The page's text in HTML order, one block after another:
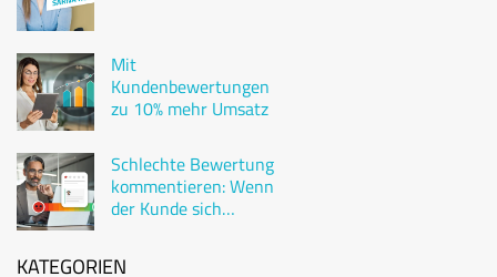
Mit
Kundenbewertungen
zu 10% mehr Umsatz
Schlechte Bewertung
kommentieren: Wenn
der Kunde sich
KATEGORIEN